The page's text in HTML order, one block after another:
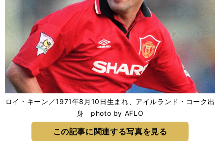
ロイ・キーン／1971年8月10日生まれ、アイルランド・コーク出
身 photo by AFLO
この記事に関連する写真を見る